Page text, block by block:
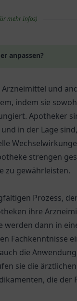
mehr Infos)
anpassen?
und
indem sie
Apotheker
in der Lage
strengen
zu gewährleisten.
Prozess,
ihre
werden dann in
Fachkenntnisse
die
sie die
die der